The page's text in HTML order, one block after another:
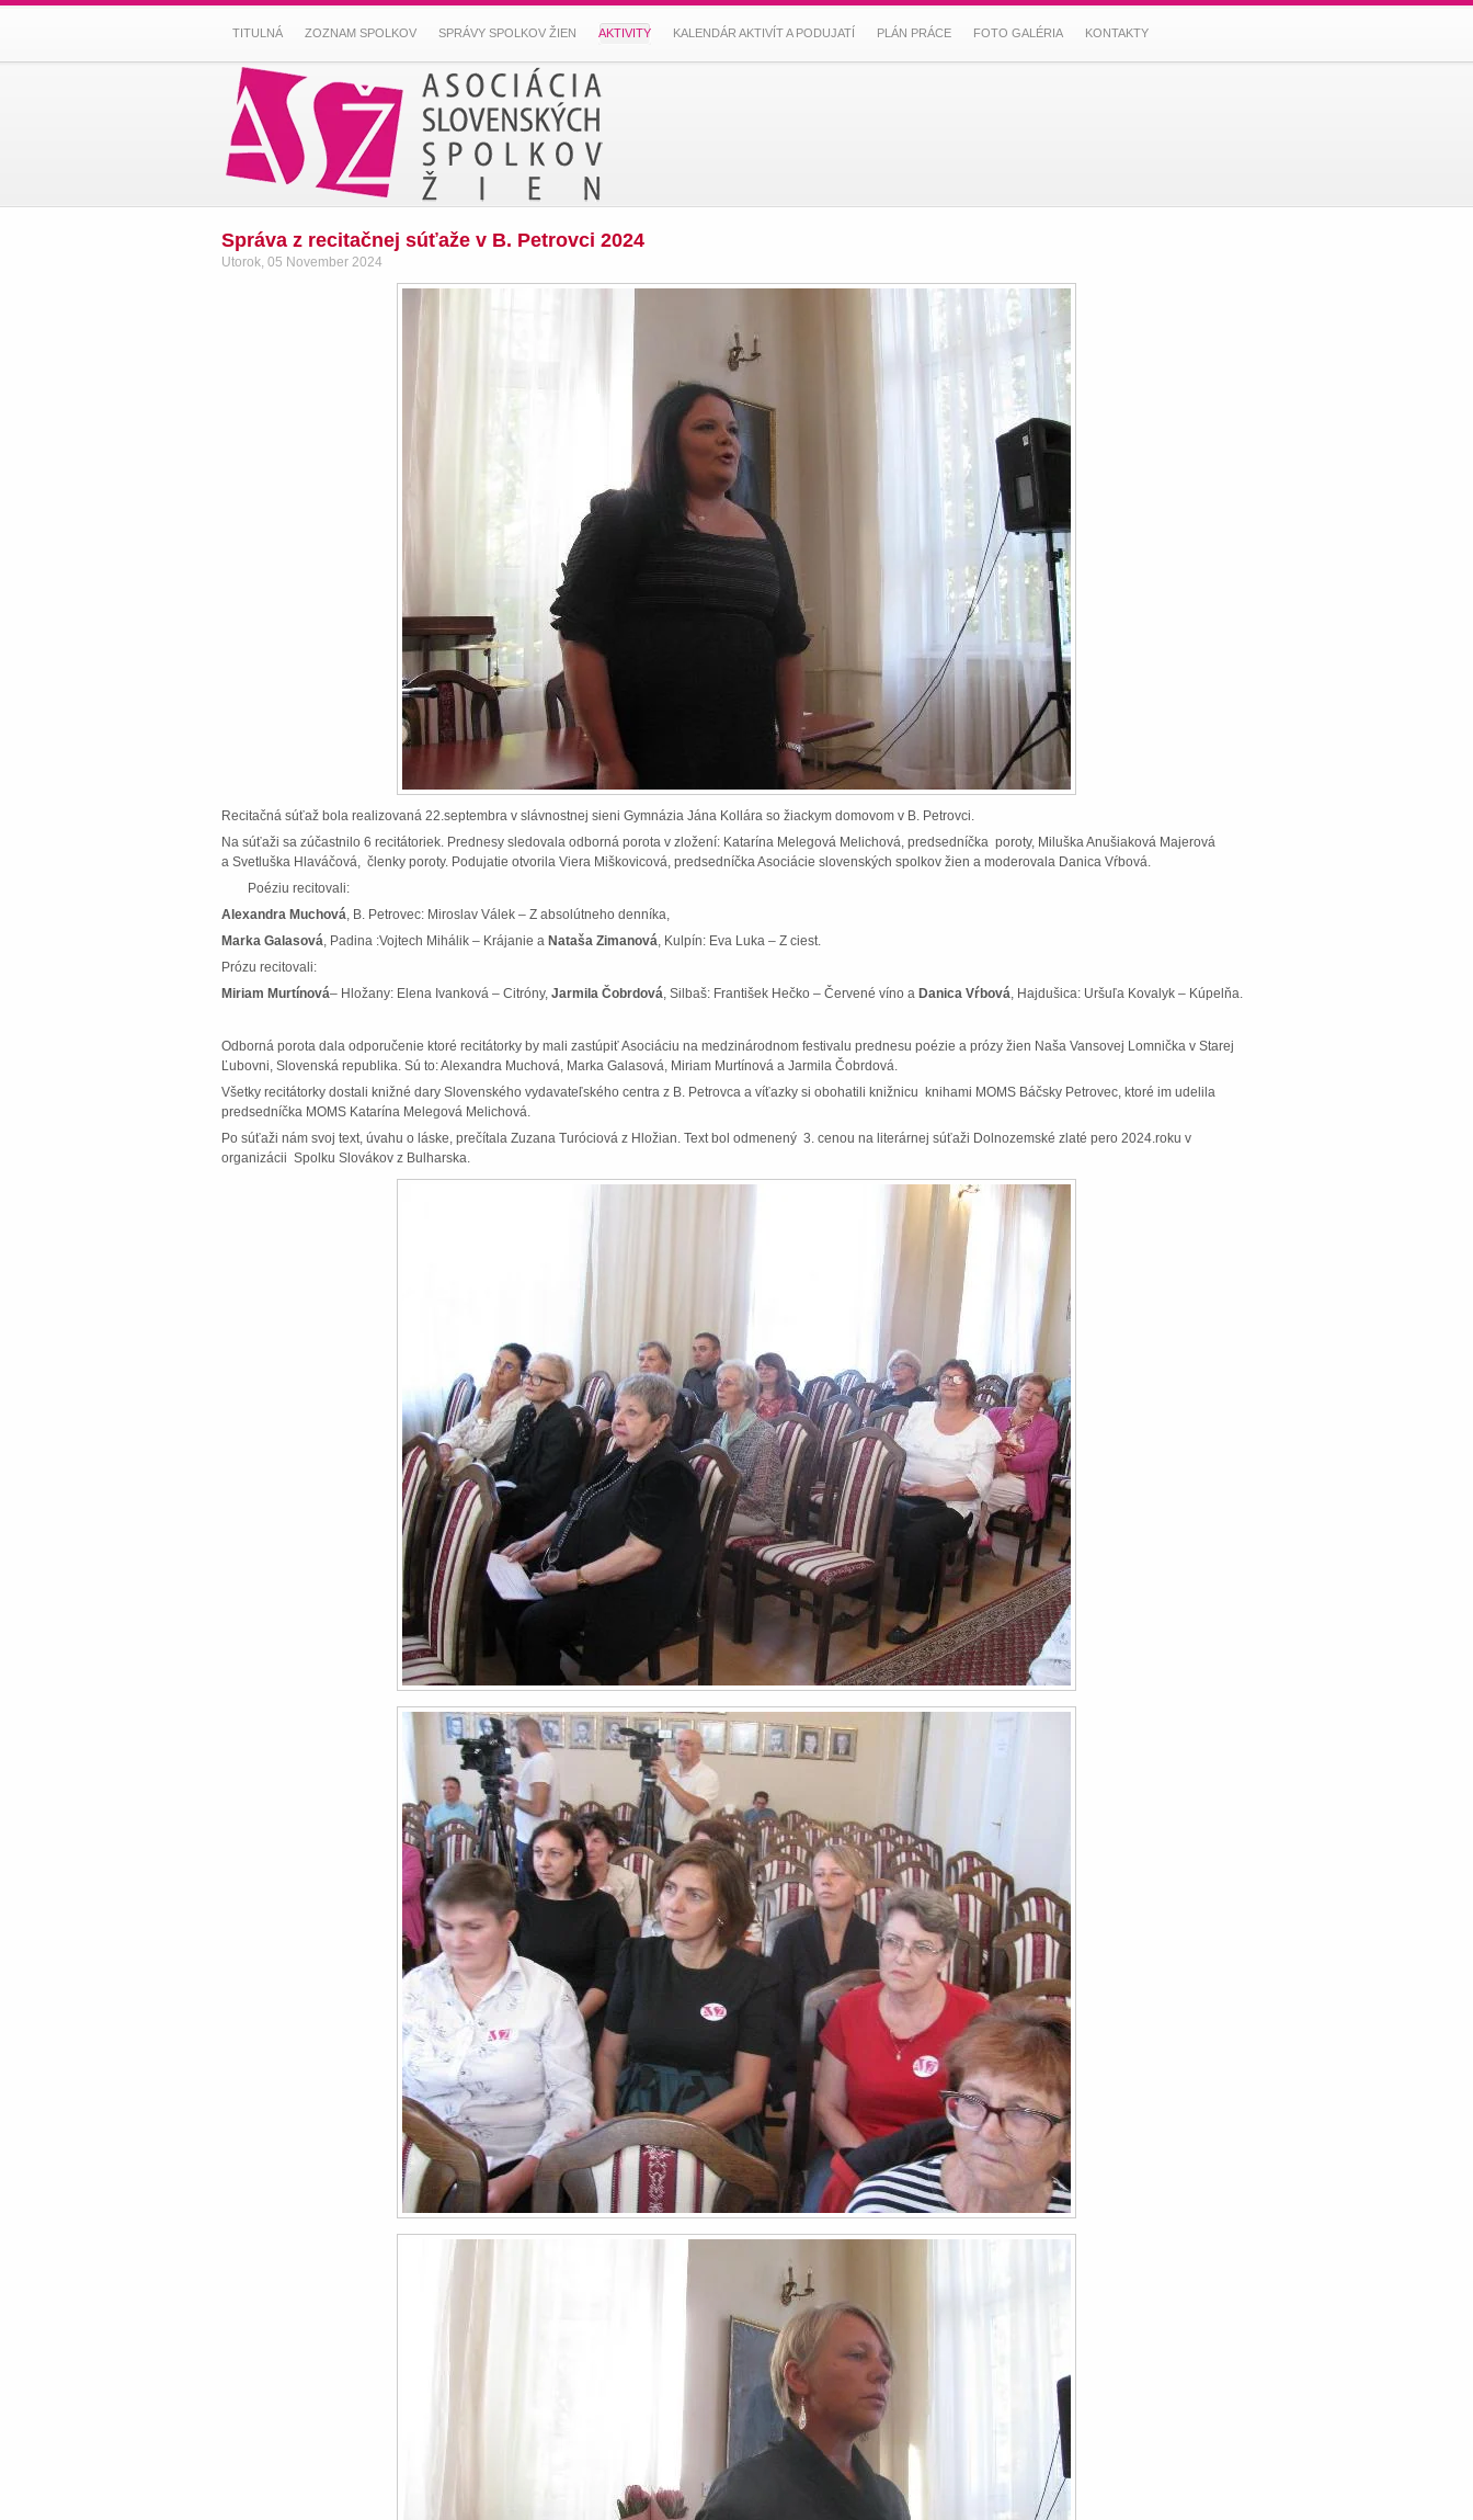
TITULNÁ ZOZNAM SPOLKOV SPRÁVY SPOLKOV ŽIEN AKTIVITY KALENDÁR AKTIVÍT A PODUJATÍ PLÁN PRÁCE FOTO GALÉRIA KONTAKTY
Správa z recitačnej súťaže v B. Petrovci 2024
Utorok, 05 November 2024
Recitačná súťaž bola realizovaná 22.septembra v slávnostnej sieni Gymnázia Jána Kollára so žiackym domovom v B. Petrovci.
Na súťaži sa zúčastnilo 6 recitátoriek. Prednesy sledovala odborná porota v zložení: Katarína Melegová Melichová, predsedníčka poroty, Miluška Anušiaková Majerová
a Svetluška Hlaváčová, členky poroty. Podujatie otvorila Viera Miškovicová, predsedníčka Asociácie slovenských spolkov žien a moderovala Danica Vŕbová.
Poéziu recitovali:
Alexandra Muchová, B. Petrovec: Miroslav Válek – Z absolútneho denníka,
Marka Galasová, Padina :Vojtech Mihálik – Krájanie a Nataša Zimanová, Kulpín: Eva Luka – Z ciest.
Prózu recitovali:
Miriam Murtínová– Hložany: Elena Ivanková – Citróny, Jarmila Čobrdová, Silbaš: František Hečko – Červené víno a Danica Vŕbová, Hajdušica: Uršuľa Kovalyk – Kúpelňa.
Odborná porota dala odporučenie ktoré recitátorky by mali zastúpiť Asociáciu na medzinárodnom festivalu prednesu poézie a prózy žien Naša Vansovej Lomnička v Starej
Ľubovni, Slovenská republika. Sú to: Alexandra Muchová, Marka Galasová, Miriam Murtínová a Jarmila Čobrdová.
Všetky recitátorky dostali knižné dary Slovenského vydavateľského centra z B. Petrovca a víťazky si obohatili knižnicu knihami MOMS Báčsky Petrovec, ktoré im udelila
predsedníčka MOMS Katarína Melegová Melichová.
Po súťaži nám svoj text, úvahu o láske, prečítala Zuzana Turóciová z Hložian. Text bol odmenený 3. cenou na literárnej súťaži Dolnozemské zlaté pero 2024.roku v
organizácii Spolku Slovákov z Bulharska.